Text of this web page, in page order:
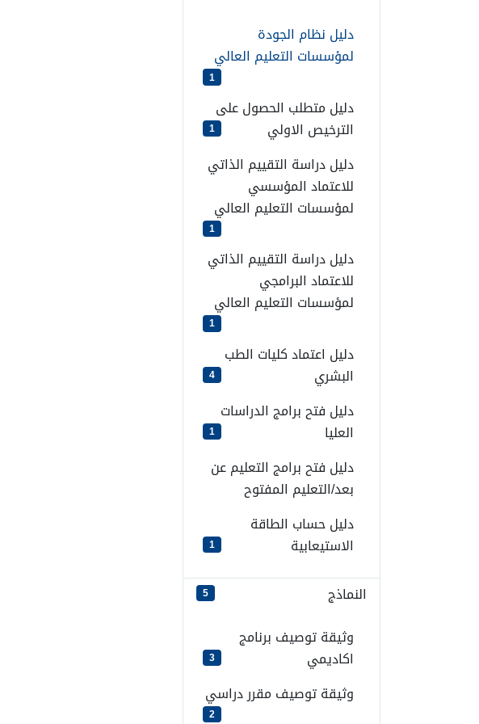
دليل نظام الجودة
لمؤسسات التعليم العالي
1
دليل متطلب الحصول على
الترخيص الاولي
1
دليل دراسة التقييم الذاتي
للاعتماد المؤسسي
لمؤسسات التعليم العالي
1
دليل دراسة التقييم الذاتي
للاعتماد البرامجي
لمؤسسات التعليم العالي
1
دليل اعتماد كليات الطب
البشري
4
دليل فتح برامج الدراسات
العليا
1
دليل فتح برامج التعليم عن
بعد/التعليم المفتوح
دليل حساب الطاقة
الاستيعابية
1
النماذج 5
وثيقة توصيف برنامج
اكاديمي
3
وثيقة توصيف مقرر دراسي
2